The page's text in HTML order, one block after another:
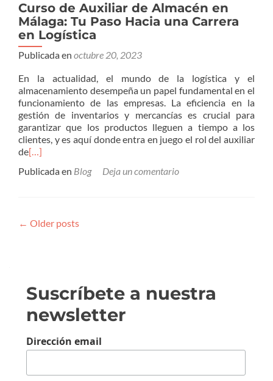
Curso de Auxiliar de Almacén en
Málaga: Tu Paso Hacia una Carrera
en Logística
Publicada en octubre 20, 2023
En la actualidad, el mundo de la logística y el
almacenamiento desempeña un papel fundamental en el
funcionamiento de las empresas. La eficiencia en la
gestión de inventarios y mercancías es crucial para
garantizar que los productos lleguen a tiempo a los
clientes, y es aquí donde entra en juego el rol del auxiliar
de[…]
Publicada en Blog Deja un comentario
Posts
← Older posts
Suscríbete a nuestra
newsletter
Dirección email